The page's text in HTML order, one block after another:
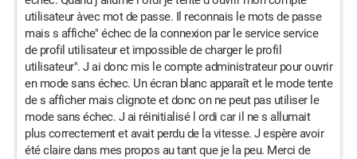
utilisateur àvec mot de passe. Il reconnais le mots de passe
mais s affiche" échec de la connexion par le service service
de profil utilisateur et impossible de charger le profil
utilisateur". J ai donc mis le compte administrateur pour ouvrir
en mode sans échec. Un écran blanc apparaît et le mode tente
de s afficher mais clignote et donc on ne peut pas utiliser le
mode sans échec. J ai réinitialisé l ordi car il ne s allumait
plus correctement et avait perdu de la vitesse. J espère avoir
été claire dans mes propos au tant que je la peu. Merci de